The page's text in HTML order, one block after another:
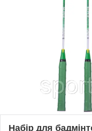
Набір для